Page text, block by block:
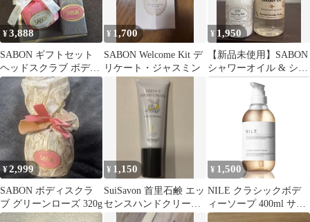
¥3,888
SABON ギフトセット
ヘッドスクラブ ボディ
スクラブ
¥ 1,700
SABON Welcome Kit デ
リケート・ジャスミン
¥ 1,950
【新品未使用】SABON
シャワーオイル & シル
キーボディミルク セッ
¥2,999
SABON ボディスクラ
ブ グリーンローズ 320g
¥ 1,150
SuiSavon 首里石鹸 エッ
センスハンドクリーム
シークヮーサー
¥ 1,500
NILE クラシックボデ
ィーソープ 400ml サボ
ンフルーティ（サボン